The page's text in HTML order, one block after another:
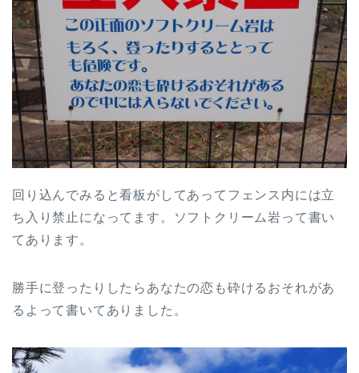
回り込んでみると看板がしてあってフェンス内には立
ち入り禁止になってます。ソフトクリーム岩って書い
てあります。
勝手に登ったりしたらあなたの恋も砕けるおそれがあ
るよって書いてありました。